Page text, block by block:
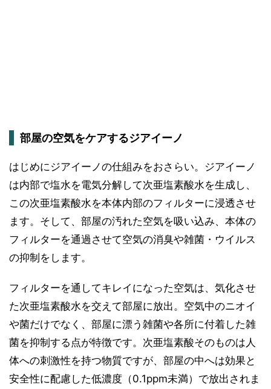
部屋の空気をケアするジアイーノ
はじめにジアイーノの仕組みをおさらい。ジアイーノ
は内部で塩水を電気分解して次亜塩素酸水を生成し、
この次亜塩素酸水を本体内部のフィルターに浸透させ
ます。そして、部屋の汚れた空気を吸い込み、本体の
フィルターを通過させて空気の消臭や雑菌・ウイルス
の抑制をします。
フィルターを通してキレイになった空気は、気化させ
た次亜塩素酸水を交えて部屋に放出。空気中のニオイ
や菌だけでなく、部屋に漂う雑菌や各所に付着した雑
菌を抑制する点が特徴です。次亜塩素酸そのものは人
体への刺激性を持つ物質ですが、部屋の中へは効果と
安全性に配慮した低濃度（0.1ppm未満）で放出されま